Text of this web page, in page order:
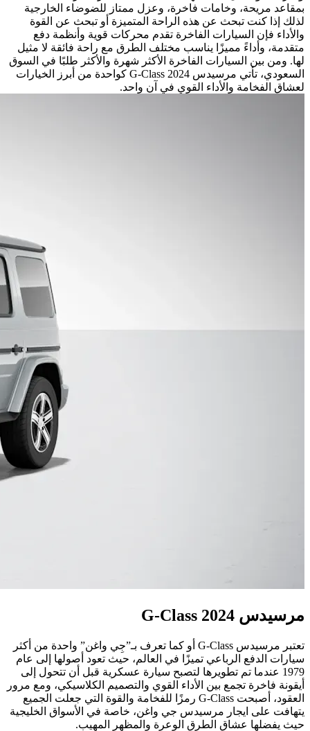
بمقاعد مريحة، وخامات فاخرة، وعزل ممتاز للضوضاء الخارجية
لذلك إذا كنت تبحث عن هذه الراحة المتميزة أو تبحث عن القوة
والأداء فإن السيارات الفاخرة تقدم محركات قوية وأنظمة دفع
متقدمة، وأداءً مميزًا يناسب مختلف الطرق مع راحة فائقة لا مثيل
لها. ومن بين السيارات الفاخرة الأكثر شهرة والأكثر طلبًا في السوق
السعودي، تأتي مرسيدس G-Class 2024 كواحدة من أبرز الخيارات
لعشاق الفخامة والأداء القوي في آنٍ واحد.
مرسيدس G-Class 2024
تعتبر مرسيدس G-Class أو كما تعرف بـ”جِي واغن” واحدة من أكثر
سيارات الدفع الرباعي تميزًا في العالم، حيث تعود أصولها إلى عام
1979 عندما تم تطويرها لتصبح سيارة عسكرية قبل أن تتحول إلى
أيقونة فاخرة تجمع بين الأداء القوي والتصميم الكلاسيكي، ومع مرور
العقود، أصبحت G-Class رمزًا للفخامة والقوة التي جعلت الجميع
يتهافت على ايجار مرسيدس جي واغن، خاصة في الأسواق الخليجية
حيث يفضلها عشاق الطرق الوعرة والمظهر المهيب.